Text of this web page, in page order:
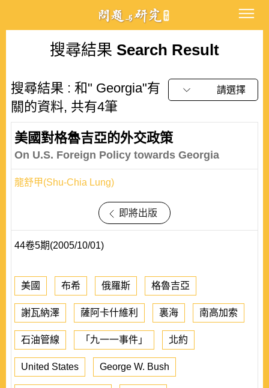
搜尋結果 Search Result
搜尋結果 : 和" Georgia"有
關的資料, 共有4筆
請選擇
美國對格魯吉亞的外交政策
On U.S. Foreign Policy towards Georgia
龍舒甲(Shu-Chia Lung)
即將出版
44卷5期(2005/10/01)
美國 布希 俄羅斯 格魯吉亞
謝瓦納澤 薩阿卡什維利 裏海 南高加索
石油管線 「九一一事件」 北約
United States George W. Bush